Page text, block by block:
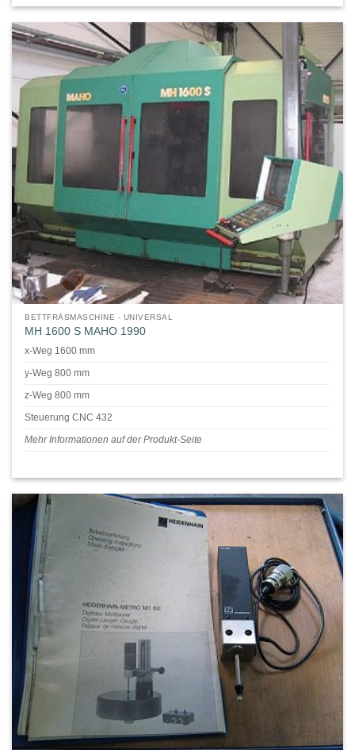
BETTFRÄSMASCHINE - UNIVERSAL
MH 1600 S MAHO 1990
x-Weg 1600 mm
y-Weg 800 mm
z-Weg 800 mm
Steuerung CNC 432
Mehr Informationen auf der Produkt-Seite